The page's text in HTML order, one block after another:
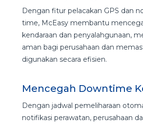
Dengan fitur pelacakan GPS dan
time, McEasy membantu
kendaraan dan penyalahgunaan,
aman bagi perusahaan dan
digunakan secara efisien.
Mencegah Downtime
Dengan jadwal pemeliharaan
notifikasi perawatan, perusahaan